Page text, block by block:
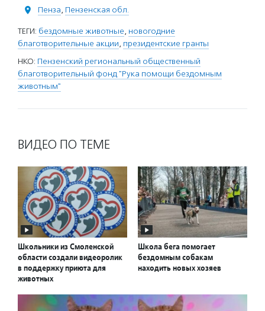
Пенза, Пензенская обл.
ТЕГИ: бездомные животные, новогодние
благотворительные акции, президентские гранты
НКО: Пензенский региональный общественный
благотворительный фонд "Рука помощи бездомным
животным"
ВИДЕО ПО ТЕМЕ
Школьники из Смоленской
области создали видеоролик
в поддержку приюта для
животных
Школа бега помогает
бездомным собакам
находить новых хозяев